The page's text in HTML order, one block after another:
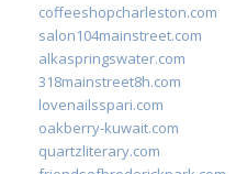
coffeeshopcharleston.com
salon104mainstreet.com
alkaspringswater.com
318mainstreet8h.com
lovenailsspari.com
oakberry-kuwait.com
quartzliterary.com